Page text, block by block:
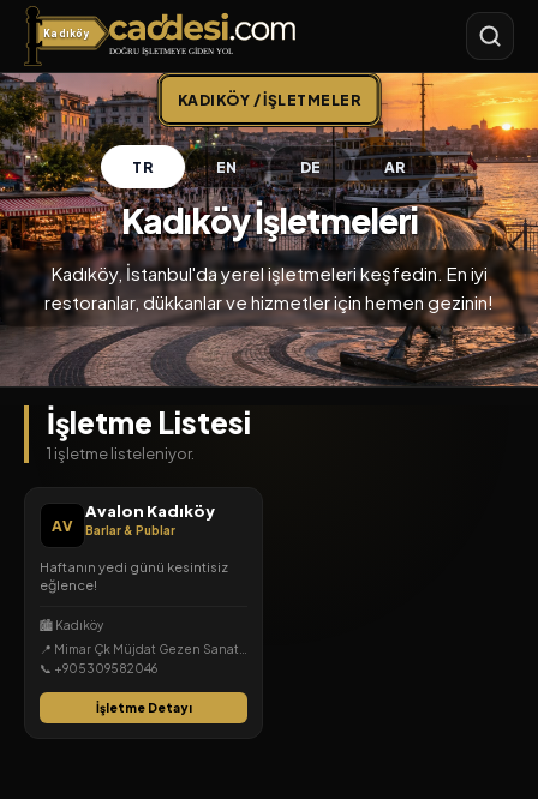
Kadıköy
Caddesi.com
KADIKÖY / İŞLETMELER
TR EN DE AR
Kadıköy İşletmeleri
Kadıköy, İstanbul'da yerel işletmeleri keşfedin. En iyi
restoranlar, dükkanlar ve hizmetler için hemen gezinin!
İşletme Listesi
1 işletme listeleniyor.
AV
Avalon Kadıköy
Barlar & Publar
Haftanın yedi günü kesintisiz
eğlence!
🏙️ Kadıköy
📞 +905309582046
İşletme Detayı